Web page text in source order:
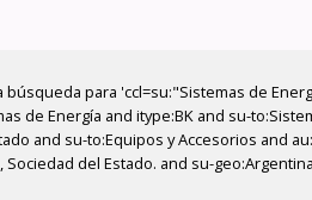
para 'ccl=su:"Sistemas de
de Energía and itype:BK and su-
and su-to:Equipos y Accesorios and
Sociedad del Estado. and su-